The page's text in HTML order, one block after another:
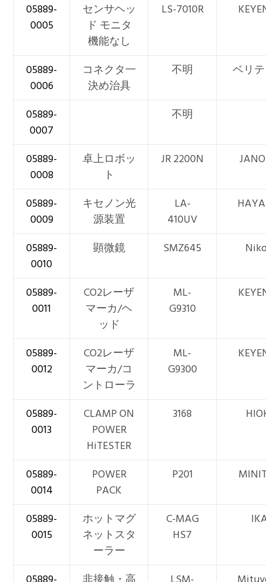
05889-
0005
センサヘッ
ド モニタ
機能なし
LS-7010R
05889-
0006
コネクタ一
決め治具
不明 ベリ
05889-
0007
不明
05889-
0008
卓上ロボッ
ト
JR 2200N
05889-
0009
キセノン光
源装置
LA-
410UV
05889-
0010
顕微鏡 SMZ645
05889-
0011
CO2レーザ
マーカ/ヘ
ッド
ML-
G9310
05889-
0012
CO2レーザ
マーカ/コ
ントローラ
ML-
G9300
05889-
0013
CLAMP ON
POWER
HiTESTER
3168
05889-
0014
POWER
PACK
P201
05889-
0015
ホットマグ
ネットスタ
ーラー
C-MAG
HS7